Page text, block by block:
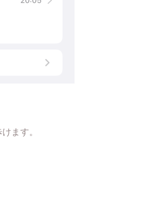
ます。